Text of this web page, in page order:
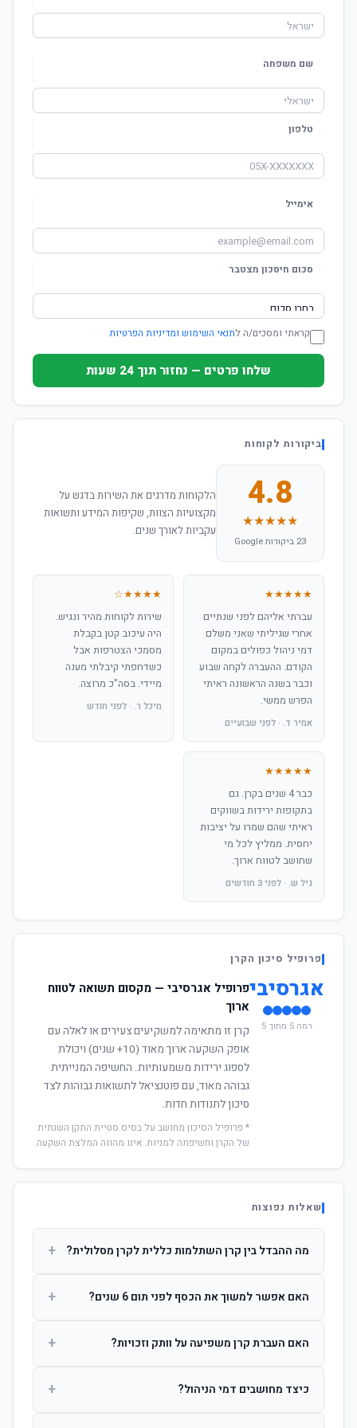
שם משפחה
טלפון
אימייל
סכום חיסכון מצטבר
קראתי ומסכים/ה לתנאי השימוש ומדיניות הפרטיות
שלחו פרטים — נחזור תוך 24 שעות
ביקורות לקוחות
4.8
★★★★★
23 ביקורות Google
הלקוחות מדרגים את השירות בדגש על
מקצועיות הצוות, שקיפות המידע ותשואות
עקביות לאורך שנים.
★★★★★
עברתי אליהם לפני שנתיים
אחרי שגיליתי שאני משלם
דמי ניהול כפולים במקום
הקודם. ההעברה לקחה שבוע
וכבר בשנה הראשונה ראיתי
הפרש ממשי.
אמיר ד. · לפני שבועיים
★★★★☆
שירות לקוחות מהיר ונגיש.
היה עיכוב קטן בקבלת
מסמכי הצטרפות אבל
כשדחפתי קיבלתי מענה
מיידי. בסה"כ מרוצה.
מיכל ר. · לפני חודש
★★★★★
כבר 4 שנים בקרן. גם
בתקופות ירידות בשווקים
ראיתי שהם שמרו על יציבות
יחסית. ממליץ לכל מי
שחושב לטווח ארוך.
גיל ש. · לפני 3 חודשים
פרופיל סיכון הקרן
אגרסיבי
רמה 5 מתוך 5
פרופיל אגרסיבי — מקסום תשואה לטווח
ארוך
קרן זו מתאימה למשקיעים צעירים או לאלה עם
אופק השקעה ארוך מאוד (10+ שנים) ויכולת
לספוג ירידות משמעותיות. החשיפה המנייתית
גבוהה מאוד, עם פוטנציאל לתשואות גבוהות לצד
סיכון לתנודות חדות.
* פרופיל הסיכון מחושב על בסיס סטיית התקן השנתית
של הקרן וחשיפתה למניות. אינו מהווה המלצת השקעה.
שאלות נפוצות
מה ההבדל בין קרן השתלמות כללית לקרן מסלולית? +
ההשקעות. קרן מסלולית עוקבת אחרי מדד ספציפי ומאפשרת
האם אפשר למשוך את הכסף לפני תום 6 שנים? +
הרווחים. לאחר 6 שנים ניתן למשוך פטור ממס עד לתקרה
האם העברת קרן משפיעה על וותק וזכויות? +
החברות. הוותק ממשיך להיספר מיום ההפקדה הראשונה.
כיצד מחושבים דמי הניהול? +